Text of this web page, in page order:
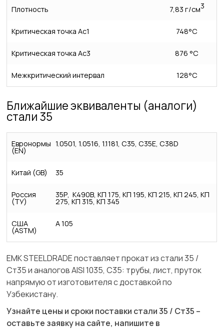
Плотность 7,83 г/см3
Критическая точка Ас1 748°С
Критическая точка Ас3 876 °С
Межкритический интервал 128°С
Ближайшие эквиваленты (аналоги)
стали 35
Евронормы
(EN)
1.0501, 1.0516, 1.1181, C35, C35E, C38D
Китай (GB) 35
Россия
(ТУ)
35Р, К490В, КП 175, КП 195, КП 215, КП 245, КП
275, КП 315, КП 345
США
(ASTM)
A 105
ЕМК STEELDRADE поставляет прокат из стали 35 /
Ст35 и аналогов AISI 1035, C35: трубы, лист, пруток
напрямую от изготовителя с доставкой по
Узбекистану.
Узнайте цены и сроки поставки стали 35 / Ст35 –
оставьте заявку на сайте, напишите в